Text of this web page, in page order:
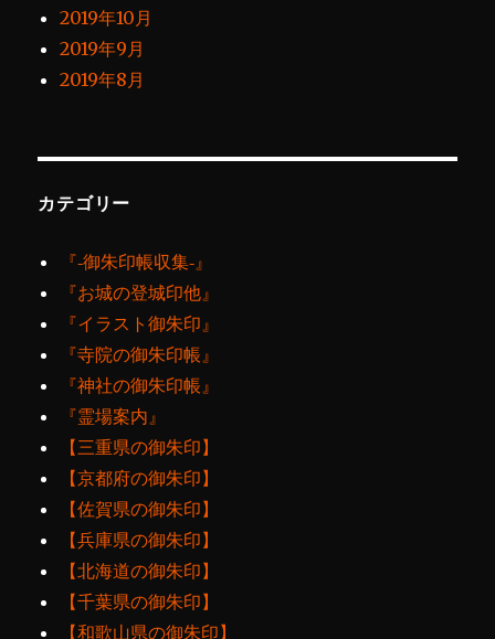
2019年10月
2019年9月
2019年8月
カテゴリー
『‐御朱印帳収集‐』
『お城の登城印他』
『イラスト御朱印』
『寺院の御朱印帳』
『神社の御朱印帳』
『霊場案内』
【三重県の御朱印】
【京都府の御朱印】
【佐賀県の御朱印】
【兵庫県の御朱印】
【北海道の御朱印】
【千葉県の御朱印】
【和歌山県の御朱印】